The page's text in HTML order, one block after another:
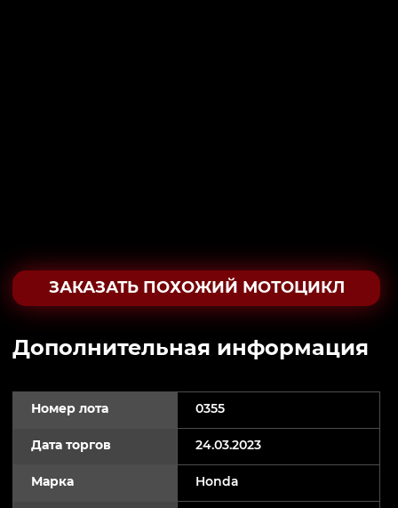
ЗАКАЗАТЬ ПОХОЖИЙ МОТОЦИКЛ
Дополнительная информация
Номер лота 0355
Дата торгов 24.03.2023
Марка Honda